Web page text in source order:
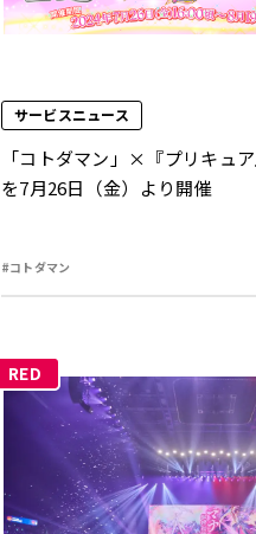
サービスニュース
「コトダマン」×『プリキュ
を7月26日（金）より開催
#コトダマン
RED